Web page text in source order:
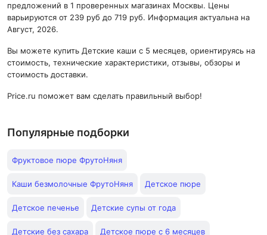
предложений в 1 проверенных магазинах Москвы. Цены
варьируются от 239 руб до 719 руб. Информация актуальна на
Август, 2026.
Вы можете купить Детские каши с 5 месяцев, ориентируясь на
стоимость, технические характеристики, отзывы, обзоры и
стоимость доставки.
Price.ru поможет вам сделать правильный выбор!
Популярные подборки
Фруктовое пюре ФрутоНяня
Каши безмолочные ФрутоНяня Детское пюре
Детское печенье Детские супы от года
Детские без сахара Детское пюре с 6 месяцев